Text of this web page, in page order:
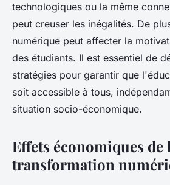
technologiques ou la même
peut creuser les inégalités. De
numérique peut affecter la
des étudiants. Il est essentiel de
stratégies pour garantir que
soit accessible à tous,
situation socio-économique.
Effets économiques de
transformation